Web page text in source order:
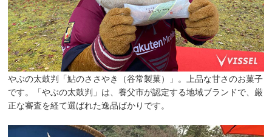
やぶの太鼓判「鮎のささやき（谷常製菓）」。上品な甘さのお菓子
です。「やぶの太鼓判」は、養父市が認定する地域ブランドで、厳
正な審査を経て選ばれた逸品ばかりです。